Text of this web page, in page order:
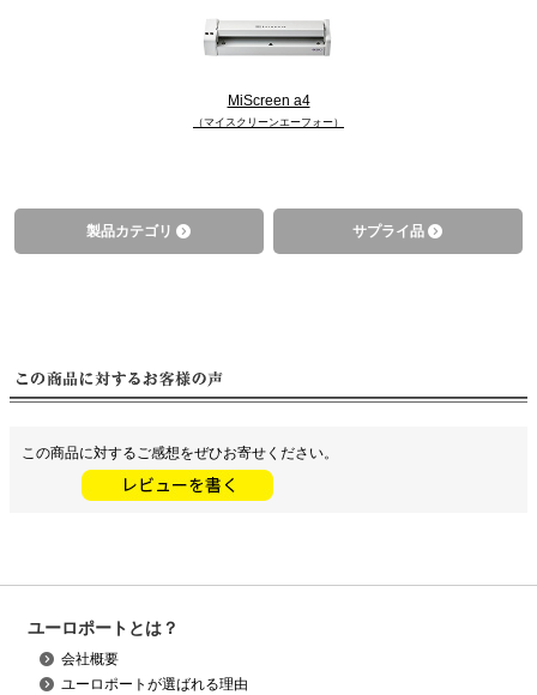
MiScreen a4
（マイスクリーンエーフォー）
製品カテゴリ サプライ品
この商品に対するご感想をぜひお寄せください。
ユーロポートとは？
会社概要
ユーロポートが選ばれる理由